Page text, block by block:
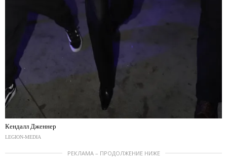
Кендалл Дженнер
LEGION-MEDIA
РЕКЛАМА – ПРОДОЛЖЕНИЕ НИЖЕ